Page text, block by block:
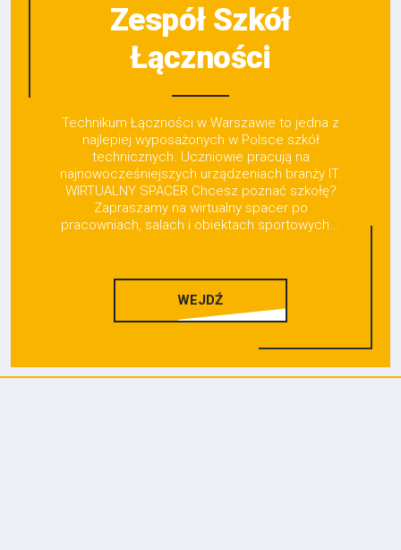
Zespół Szkół
Łączności
Technikum Łączności w Warszawie to jedna z
najlepiej wyposażonych w Polsce szkół
technicznych. Uczniowie pracują na
najnowocześniejszych urządzeniach branży IT.
WIRTUALNY SPACER Chcesz poznać szkołę?
Zapraszamy na wirtualny spacer po
pracowniach, salach i obiektach sportowych...
WEJDŹ